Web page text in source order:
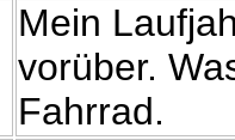
Mein
vorüber.
Fahrrad.